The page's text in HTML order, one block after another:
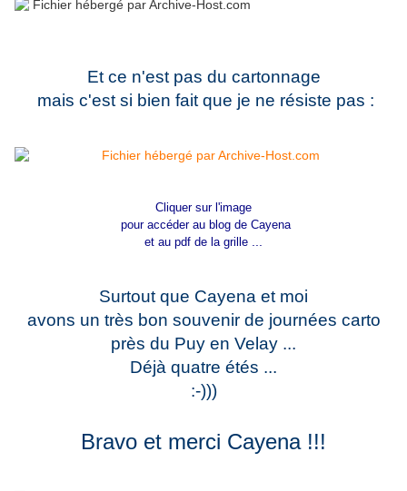
Et ce n'est pas du cartonnage
mais c'est si bien fait que je ne résiste pas :
Cliquer sur l'image
pour accéder au blog de Cayena
et au pdf de la grille
Surtout que Cayena et moi
avons un très bon souvenir de journées carto
près du Puy en Velay ...
Déjà quatre étés ...
:-)))
Bravo et merci Cayena !!!